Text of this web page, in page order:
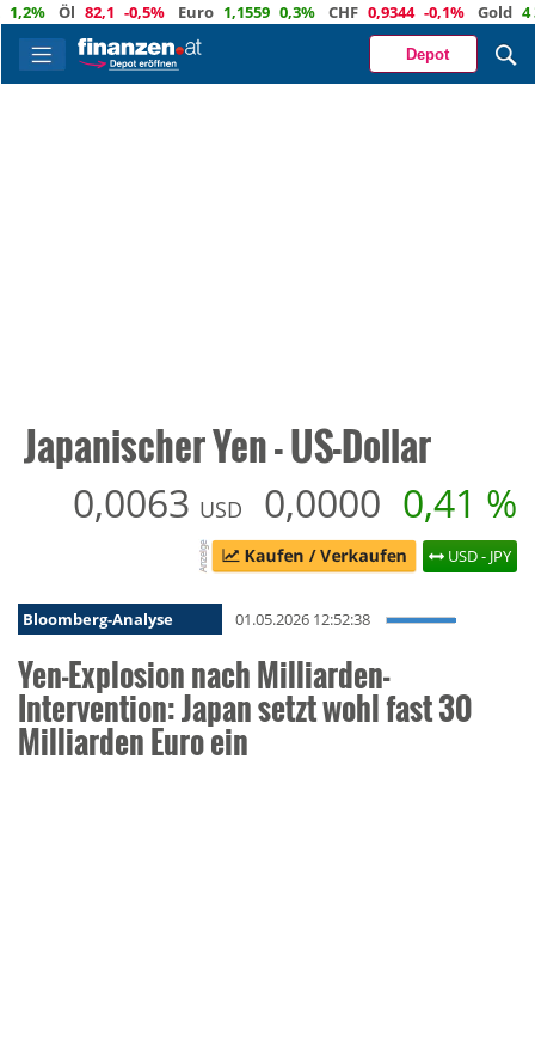
Öl 82,1 -0,5% Euro 1,1559 0,3% CHF 0,9344 -0,1% Gold 4 342
Depot
Japanischer Yen - US-Dollar
0,0063 USD 0,0000 0,41 %
USD - JPY
Bloomberg-Analyse 01.05.2026 12:52:38
Yen-Explosion nach Milliarden-
Intervention: Japan setzt wohl fast 30
Milliarden Euro ein